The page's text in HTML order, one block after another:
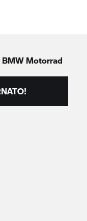
BMW Motorrad